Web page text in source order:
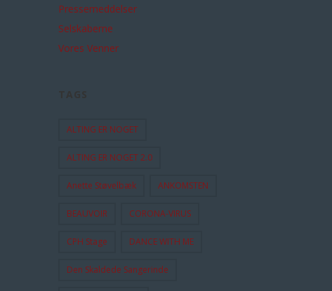
Pressemeddelser
Selskaberne
Vores Venner
ALTING ER NOGET
ALTING ER NOGET 2.0
Anette Støvelbæk ANKOMSTEN
BEAUVOIR CORONA-VIRUS
CPH Stage DANCE WITH ME
Den Skaldede Sangerinde